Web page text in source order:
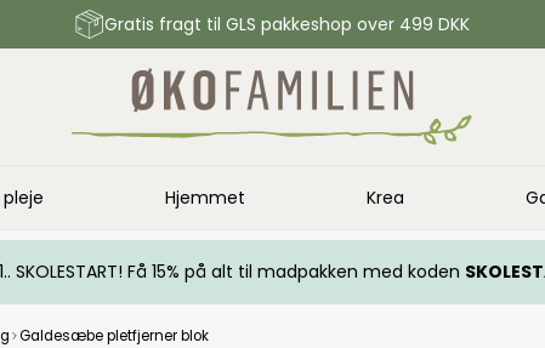
Gratis fragt til GLS pakkeshop over 499 DKK
Hjemmet Krea
SKOLESTART! Få 15% på alt til madpakken med koden
Galdesæbe pletfjerner blok